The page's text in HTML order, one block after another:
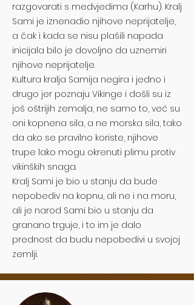
razgovarati s medvjedima (Karhu). Kralj
Sami je iznenadio njihove neprijatelje,
a čak i kada se nisu plašili napada
inicijala bilo je dovoljno da uznemiri
njihove neprijatelje.
Kultura kralja Samija negira i jedno i
drugo jer poznaju Vikinge i došli su iz
još oštrijih zemalja, ne samo to, već su
oni kopnena sila, a ne morska sila, tako
da ako se pravilno koriste, njihove
trupe lako mogu okrenuti plimu protiv
vikinških snaga.
Kralj Sami je bio u stanju da bude
nepobediv na kopnu, ali ne i na moru,
ali je narod Sami bio u stanju da
granano trguje, i to im je dalo
prednost da budu nepobedivi u svojoj
zemlji.